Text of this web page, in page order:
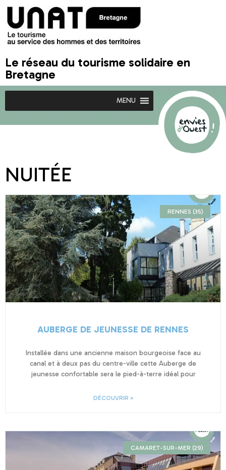
Le réseau du tourisme solidaire en
Bretagne
MENU
NUITÉE
RENNES (35)
AUBERGE DE JEUNESSE DE RENNES
Installée dans une ancienne maison bourgeoise face au
canal et à deux pas du centre-ville cette Auberge de
jeunesse confortable sera le pied-à-terre idéal pour
DÉCOUVRIR »
CAMARET-SUR-MER (29)